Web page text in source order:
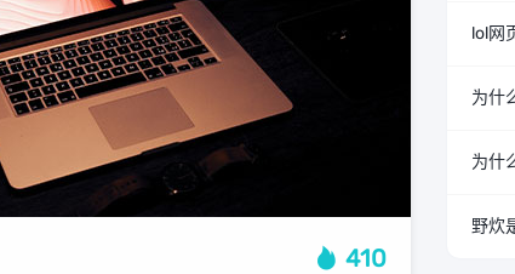
410
lol网
为什
为什
野炊